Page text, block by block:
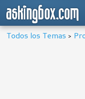
askingbox.com
Todos los Temas >